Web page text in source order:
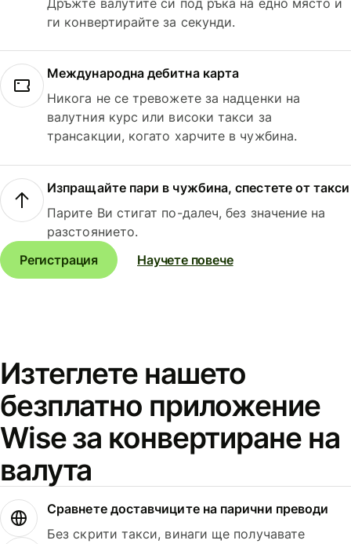
ги конвертирайте за секунди.
Международна дебитна карта
Никога не се тревожете за надценки на
валутния курс или високи такси за
трансакции, когато харчите в чужбина.
Изпращайте пари в чужбина, спестете от такси
Парите Ви стигат по-далеч, без значение на
разстоянието.
Регистрация
Научете повече
Изтеглете нашето
безплатно приложение
Wise за конвертиране на
валута
Сравнете доставчиците на парични преводи
Без скрити такси, винаги ще получавате